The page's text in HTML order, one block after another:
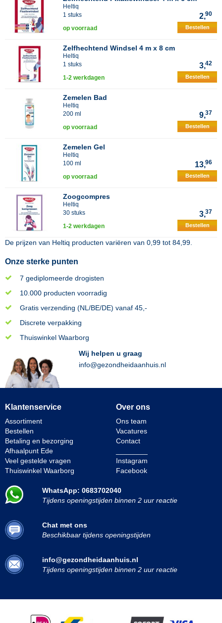
Heltiq
1 stuks
2,90
op voorraad Bestellen
Zelfhechtend Windsel 4 m x 8 cm
Heltiq
1 stuks
3,42
1-2 werkdagen Bestellen
Zemelen Bad
Heltiq
200 ml
9,37
op voorraad Bestellen
Zemelen Gel
Heltiq
100 ml
13,96
op voorraad Bestellen
Zoogcompres
Heltiq
30 stuks
3,37
1-2 werkdagen Bestellen
De prijzen van Heltiq producten variëren van 0,99 tot 84,99
Onze sterke punten
7 gediplomeerde drogisten
10.000 producten voorradig
Gratis verzending (NL/BE/DE) vanaf 45,-
Discrete verpakking
Thuiswinkel Waarborg
Wij helpen u graag
info@gezondheidaanhuis.nl
Klantenservice
Assortiment
Bestellen
Betaling en bezorging
Afhaalpunt Ede
Veel gestelde vragen
Thuiswinkel Waarborg
Over ons
Ons team
Vacatures
Contact
Instagram
Facebook
WhatsApp: 0683702040
Tijdens openingstijden binnen 2 uur reactie
Chat met ons
Beschikbaar tijdens openingstijden
info@gezondheidaanhuis.nl
Tijdens openingstijden binnen 2 uur reactie